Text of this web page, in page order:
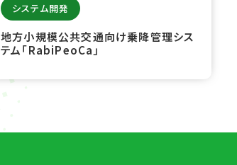
システム開発
地方小規模公共交通向け乗降管理シス
テム「RabiPeoCa」